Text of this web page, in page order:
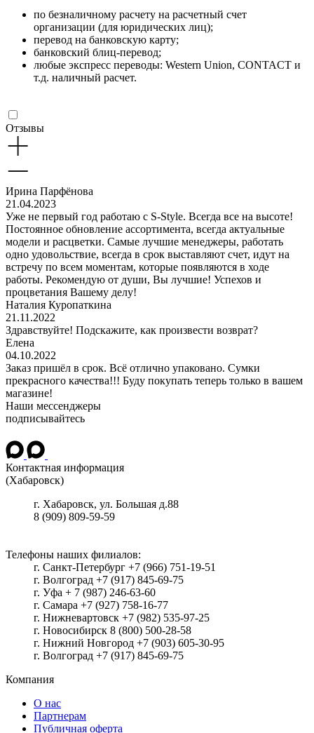
по безналичному расчету на расчетный счет
организации (для юридических лиц);
перевод на банковскую карту;
банковский блиц-перевод;
любые экспресс переводы: Western Union, CONTACT и
т.д. наличный расчет.
Отзывы
Ирина Парфёнова
21.04.2023
Уже не первый год работаю с S-Style. Всегда все на высоте!
Постоянное обновление ассортимента, всегда актуальные
модели и расцветки. Самые лучшие менеджеры, работать
одно удовольствие, всегда в срок выставляют счет, идут на
встречу по всем моментам, которые появляются в ходе
работы. Рекомендую от души, Вы лучшие! Успехов и
процветания Вашему делу!
Наталия Куропаткина
21.11.2022
Здравствуйте! Подскажите, как произвести возврат?
Елена
04.10.2022
Заказ пришёл в срок. Всё отлично упаковано. Сумки
прекрасного качества!!! Буду покупать теперь только в вашем
магазине!
Наши мессенджеры
подписывайтесь
Контактная информация
(Хабаровск)
г. Хабаровск, ул. Большая д.88
8 (909) 809-59-59
Телефоны наших филиалов:
г. Санкт-Петербург +7 (966) 751-19-51
г. Волгоград +7 (917) 845-69-75
г. Уфа + 7 (987) 246-63-60
г. Самара +7 (927) 758-16-77
г. Нижневартовск +7 (982) 535-97-25
г. Новосибирск 8 (800) 500-28-58
г. Нижний Новгород +7 (903) 605-30-95
г. Волгоград +7 (917) 845-69-75
Компания
О нас
Партнерам
Публичная оферта